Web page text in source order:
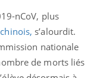
nCoV, plus
s’alourdit.
nationale
de morts liés